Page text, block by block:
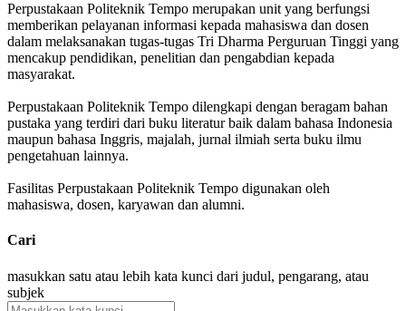
Perpustakaan Politeknik Tempo merupakan unit yang berfungsi
memberikan pelayanan informasi kepada mahasiswa dan dosen
dalam melaksanakan tugas-tugas Tri Dharma Perguruan Tinggi yang
mencakup pendidikan, penelitian dan pengabdian kepada
masyarakat.
Perpustakaan Politeknik Tempo dilengkapi dengan beragam bahan
pustaka yang terdiri dari buku literatur baik dalam bahasa Indonesia
maupun bahasa Inggris, majalah, jurnal ilmiah serta buku ilmu
pengetahuan lainnya.
Fasilitas Perpustakaan Politeknik Tempo digunakan oleh
mahasiswa, dosen, karyawan dan alumni.
Cari
masukkan satu atau lebih kata kunci dari judul, pengarang, atau
subjek